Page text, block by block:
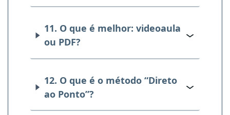
11. O que é melhor: videoaula
ou PDF?
12. O que é o método “Direto
ao Ponto”?